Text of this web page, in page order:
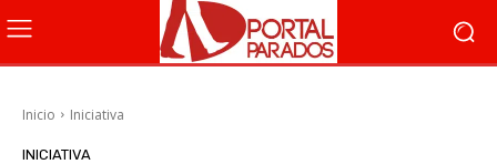
Inicio Iniciativa
INICIATIVA